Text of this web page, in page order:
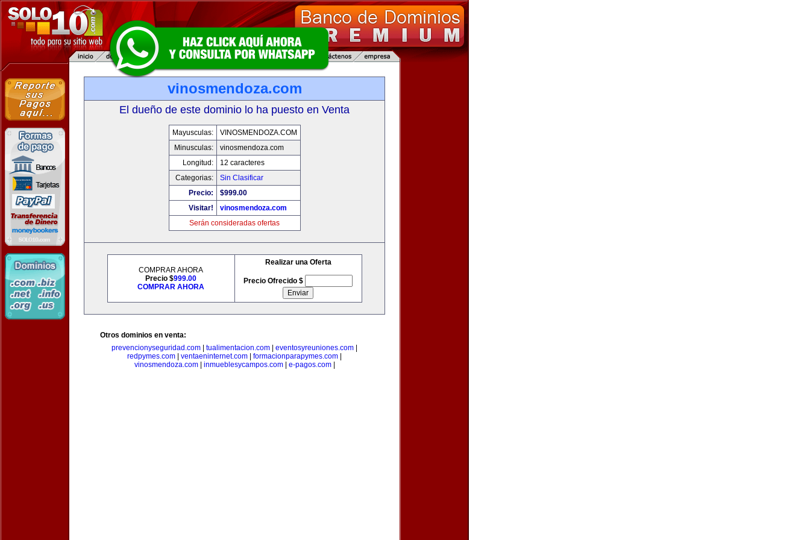
vinosmendoza.com
El dueño de este dominio lo ha puesto en Venta
Mayusculas:
VINOSMENDOZA.COM
Minusculas:
vinosmendoza.com
Longitud:
12 caracteres
Categorias:
Sin Clasificar
Precio:
$999.00
Visitar!
vinosmendoza.com
Serán consideradas ofertas
COMPRAR AHORA
Precio $999.00
COMPRAR AHORA
Realizar una Oferta
Precio Ofrecido $
Otros dominios en venta:
prevencionyseguridad.com
tualimentacion.com eventosyreuniones.com
redpymes.com
ventaeninternet.com formacionparapymes.com
vinosmendoza.com| inmueblesycampos.com| e-pagos.com|